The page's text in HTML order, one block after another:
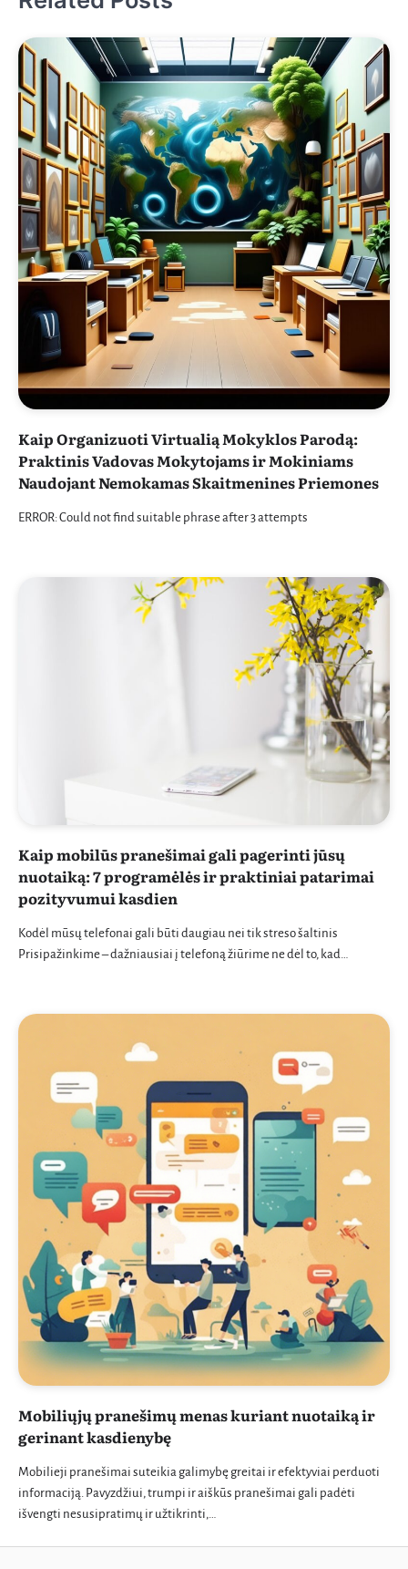
Kaip Organizuoti Virtualią Mokyklos Parodą:
Praktinis Vadovas Mokytojams ir Mokiniams
Naudojant Nemokamas Skaitmenines Priemones
ERROR: Could not find suitable phrase after 3 attempts
Kaip mobilūs pranešimai gali pagerinti jūsų
nuotaiką: 7 programėlės ir praktiniai patarimai
pozityvumui kasdien
Kodėl mūsų telefonai gali būti daugiau nei tik streso šaltinis
Prisipažinkime – dažniausiai į telefoną žiūrime ne dėl to, kad…
Mobiliųjų pranešimų menas kuriant nuotaiką ir
gerinant kasdienybę
Mobilieji pranešimai suteikia galimybę greitai ir efektyviai perduoti
informaciją. Pavyzdžiui, trumpi ir aiškūs pranešimai gali padėti
išvengti nesusipratimų ir užtikrinti,…